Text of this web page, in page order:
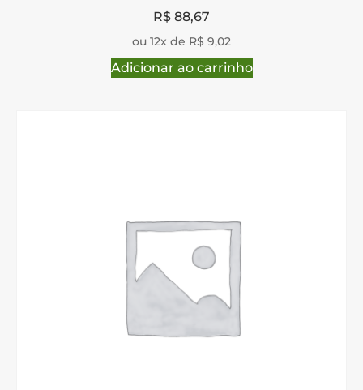
R$ 88,67
ou 12x de R$ 9,02
Adicionar ao carrinho